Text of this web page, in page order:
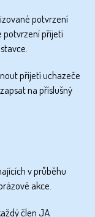
potvrzení
potvrzení přijetí
přijetí uchazeče
na příslušný
v průběhu
akce.
člen JA